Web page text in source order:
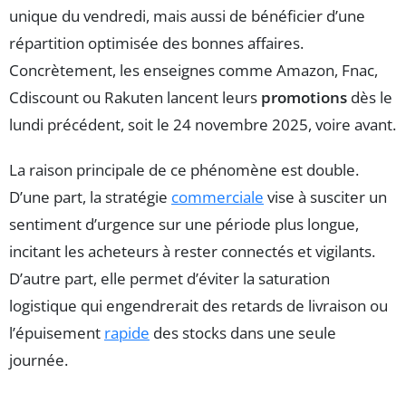
unique du vendredi, mais aussi de bénéficier d’une
répartition optimisée des bonnes affaires.
Concrètement, les enseignes comme Amazon, Fnac,
Cdiscount ou Rakuten lancent leurs promotions dès le
lundi précédent, soit le 24 novembre 2025, voire avant.
La raison principale de ce phénomène est double.
D’une part, la stratégie commerciale vise à susciter un
sentiment d’urgence sur une période plus longue,
incitant les acheteurs à rester connectés et vigilants.
D’autre part, elle permet d’éviter la saturation
logistique qui engendrerait des retards de livraison ou
l’épuisement rapide des stocks dans une seule
journée.